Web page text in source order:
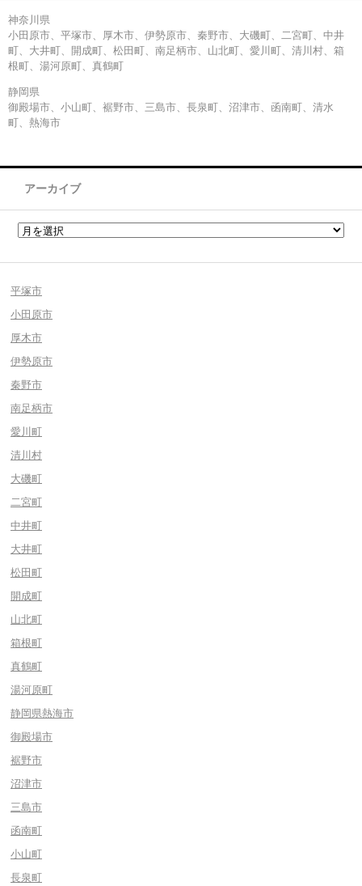
神奈川県
小田原市、平塚市、厚木市、伊勢原市、秦野市、大磯町、二宮町、中井
町、大井町、開成町、松田町、南足柄市、山北町、愛川町、清川村、箱
根町、湯河原町、真鶴町
静岡県
御殿場市、小山町、裾野市、三島市、長泉町、沼津市、函南町、清水
町、熱海市
アーカイブ
平塚市
小田原市
厚木市
伊勢原市
秦野市
南足柄市
愛川町
清川村
大磯町
二宮町
中井町
大井町
松田町
開成町
山北町
箱根町
真鶴町
湯河原町
静岡県熱海市
御殿場市
裾野市
沼津市
三島市
函南町
小山町
長泉町